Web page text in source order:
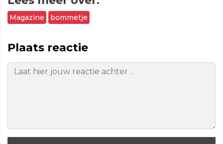
Magazine bommetje
Plaats reactie